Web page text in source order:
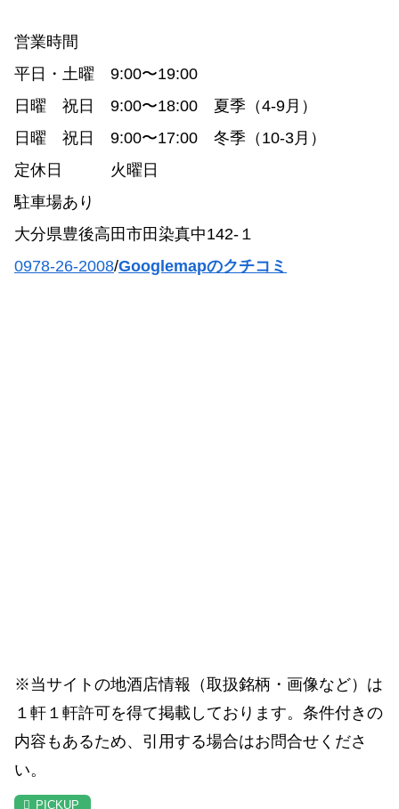
営業時間
平日・土曜 9:00〜19:00
日曜 祝日 9:00〜18:00 夏季（4-9月）
日曜 祝日 9:00〜17:00 冬季（10-3月）
定休日 火曜日
駐車場あり
大分県豊後高田市田染真中142-１
0978-26-2008/Googlemapのクチコミ
※当サイトの地酒店情報（取扱銘柄・画像など）は
１軒１軒許可を得て掲載しております。条件付きの
内容もあるため、引用する場合はお問合せくださ
い。